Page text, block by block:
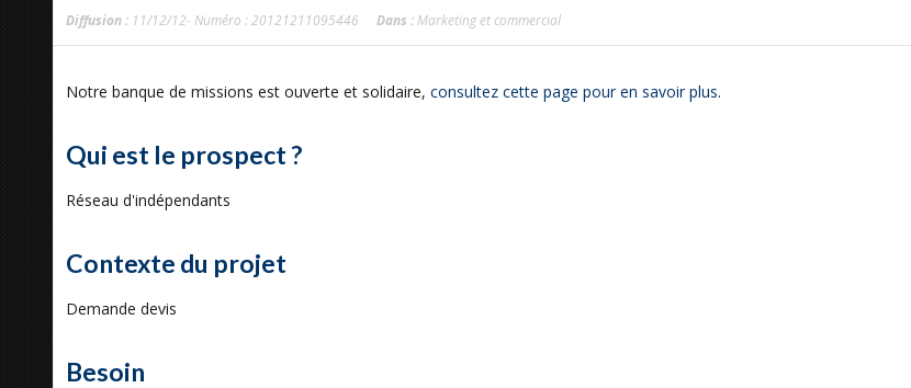
Diffusion : 11/12/12- Numéro : 20121211095446 Dans : Marketing et commercial
Notre banque de missions est ouverte et solidaire, consultez cette page pour en savoir plus.
Qui est le prospect ?
Réseau d'indépendants
Contexte du projet
Demande devis
Besoin